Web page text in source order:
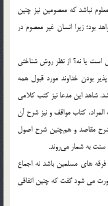
نباشد كه معصومين نيز چنين
بود؛ زيرا انسان غير معصوم در
است يا نه؟ از نظر روش شناختي
بودن خداوند مورد قبول همه
شاهد اين مدعا نيز كتب كلامي
كتاب مواقف و نيز شرح آن
مقاصد و هم‌چنين شرح اصول
به شمار مي‌روند.
هاي مسلمين باشد نه اجماع
مي شود گفت که چنين اتفاقي